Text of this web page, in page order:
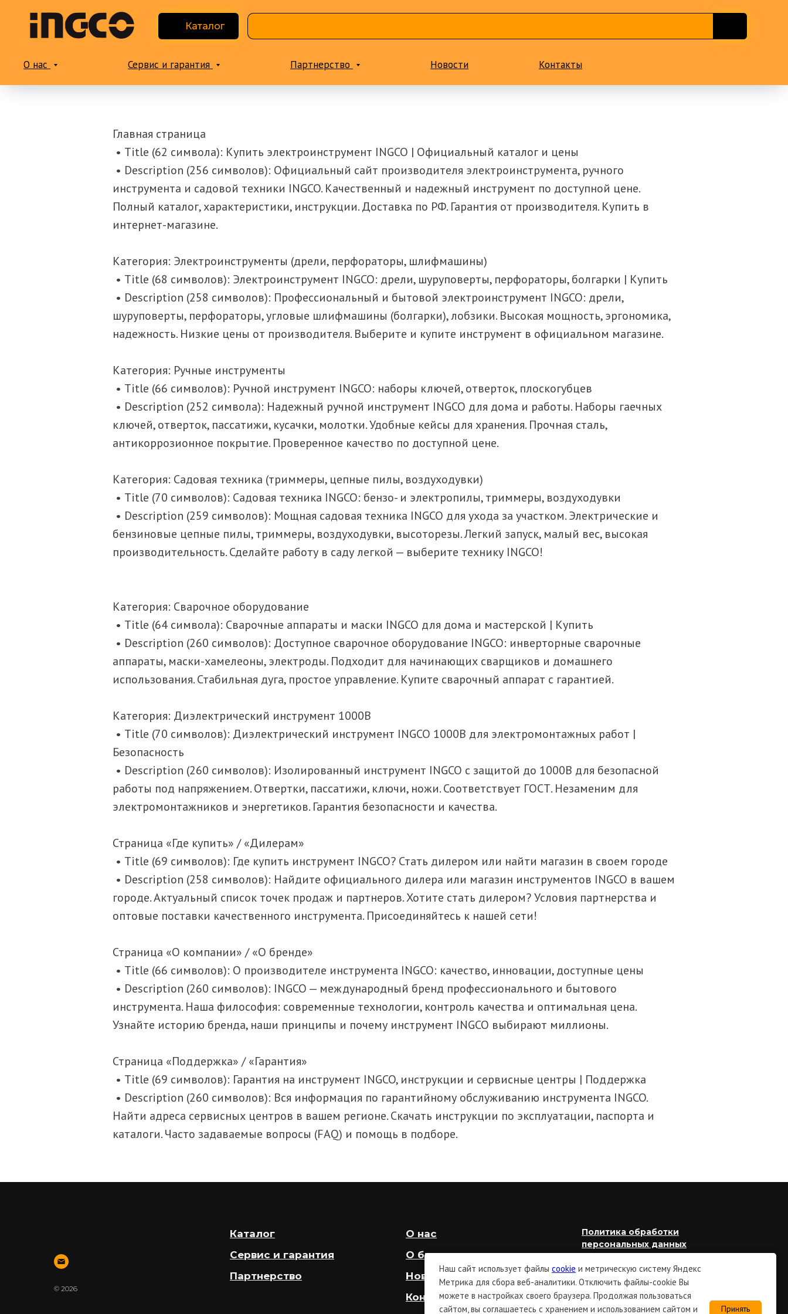
Каталог
О нас Сервис и гарантия Партнерство Новости Контакты
Главная страница
• Title (62 символа): Купить электроинструмент INGCO | Официальный каталог и цены
• Description (256 символов): Официальный сайт производителя электроинструмента, ручного
инструмента и садовой техники INGCO. Качественный и надежный инструмент по доступной цене.
Полный каталог, характеристики, инструкции. Доставка по РФ. Гарантия от производителя. Купить в
интернет-магазине.
Категория: Электроинструменты (дрели, перфораторы, шлифмашины)
• Title (68 символов): Электроинструмент INGCO: дрели, шуруповерты, перфораторы, болгарки | Купить
• Description (258 символов): Профессиональный и бытовой электроинструмент INGCO: дрели,
шуруповерты, перфораторы, угловые шлифмашины (болгарки), лобзики. Высокая мощность, эргономика,
надежность. Низкие цены от производителя. Выберите и купите инструмент в официальном магазине.
Категория: Ручные инструменты
• Title (66 символов): Ручной инструмент INGCO: наборы ключей, отверток, плоскогубцев
• Description (252 символа): Надежный ручной инструмент INGCO для дома и работы. Наборы гаечных
ключей, отверток, пассатижи, кусачки, молотки. Удобные кейсы для хранения. Прочная сталь,
антикоррозионное покрытие. Проверенное качество по доступной цене.
Категория: Садовая техника (триммеры, цепные пилы, воздуходувки)
• Title (70 символов): Садовая техника INGCO: бензо- и электропилы, триммеры, воздуходувки
• Description (259 символов): Мощная садовая техника INGCO для ухода за участком. Электрические и
бензиновые цепные пилы, триммеры, воздуходувки, высоторезы. Легкий запуск, малый вес, высокая
производительность. Сделайте работу в саду легкой — выберите технику INGCO!
Категория: Сварочное оборудование
• Title (64 символа): Сварочные аппараты и маски INGCO для дома и мастерской | Купить
• Description (260 символов): Доступное сварочное оборудование INGCO: инверторные сварочные
аппараты, маски-хамелеоны, электроды. Подходит для начинающих сварщиков и домашнего
использования. Стабильная дуга, простое управление. Купите сварочный аппарат с гарантией.
Категория: Диэлектрический инструмент 1000В
• Title (70 символов): Диэлектрический инструмент INGCO 1000В для электромонтажных работ |
Безопасность
• Description (260 символов): Изолированный инструмент INGCO с защитой до 1000В для безопасной
работы под напряжением. Отвертки, пассатижи, ключи, ножи. Соответствует ГОСТ. Незаменим для
электромонтажников и энергетиков. Гарантия безопасности и качества.
Страница «Где купить» / «Дилерам»
• Title (69 символов): Где купить инструмент INGCO? Стать дилером или найти магазин в своем городе
• Description (258 символов): Найдите официального дилера или магазин инструментов INGCO в вашем
городе. Актуальный список точек продаж и партнеров. Хотите стать дилером? Условия партнерства и
оптовые поставки качественного инструмента. Присоединяйтесь к нашей сети!
Страница «О компании» / «О бренде»
• Title (66 символов): О производителе инструмента INGCO: качество, инновации, доступные цены
• Description (260 символов): INGCO — международный бренд профессионального и бытового
инструмента. Наша философия: современные технологии, контроль качества и оптимальная цена.
Узнайте историю бренда, наши принципы и почему инструмент INGCO выбирают миллионы.
Страница «Поддержка» / «Гарантия»
• Title (69 символов): Гарантия на инструмент INGCO, инструкции и сервисные центры | Поддержка
• Description (260 символов): Вся информация по гарантийному обслуживанию инструмента INGCO.
Найти адреса сервисных центров в вашем регионе. Скачать инструкции по эксплуатации, паспорта и
каталоги. Часто задаваемые вопросы (FAQ) и помощь в подборе.
© 2026
Каталог
Сервис и гарантия
Партнерство
О нас
О бренде
Новости
Контакты
Политика обработки
персональных данных
персональных данных
Политика использования
Наш сайт использует файлы cookie и метрическую систему Яндекс
Метрика для сбора веб-аналитики. Отключить файлы-cookie Вы
можете в настройках своего браузера. Продолжая пользоваться
сайтом, вы соглашаетесь с хранением и использованием сайтом и
Принять